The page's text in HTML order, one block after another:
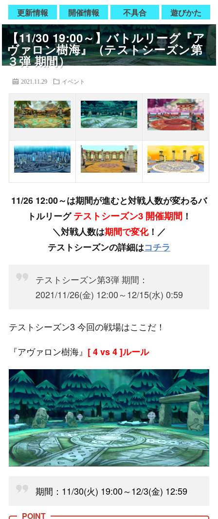
更新情報 開催情報 不具合 遊びかた
【11/30 19:00～】バトルリーグ『ア
ヴァロン樹海』（テストシーズン第
３弾 期間）
2021.11.29 イベント
11/26 12:00～は期間が進むと対戦人数が変わるバ
トルリーグテストシーズン3 開催期間！
＼対戦人数は期間で変化！／
テストシーズンの詳細はコチラ
テストシーズン第3弾 期間：
2021/11/26(金) 12:00～12/15(水) 0:59
テストシーズン3 今回の戦場はここだ！
『アヴァロン樹海』 [4 vs 4 ]ルール
期間：11/30(火) 19:00～12/3(金) 12:59